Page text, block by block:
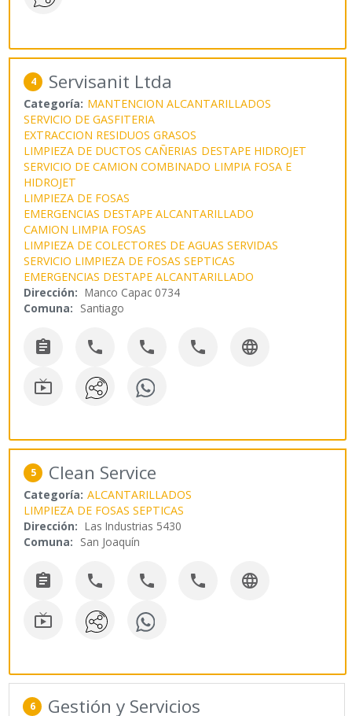
4 Servisanit Ltda
Categoría: MANTENCION ALCANTARILLADOS
SERVICIO DE GASFITERIA
EXTRACCION RESIDUOS GRASOS
LIMPIEZA DE DUCTOS CAÑERIAS DESTAPE HIDROJET
SERVICIO DE CAMION COMBINADO LIMPIA FOSA E
HIDROJET
LIMPIEZA DE FOSAS
EMERGENCIAS DESTAPE ALCANTARILLADO
CAMION LIMPIA FOSAS
LIMPIEZA DE COLECTORES DE AGUAS SERVIDAS
SERVICIO LIMPIEZA DE FOSAS SEPTICAS
EMERGENCIAS DESTAPE ALCANTARILLADO
Dirección: Manco Capac 0734
Comuna: Santiago
    

5 Clean Service
Categoría: ALCANTARILLADOS
LIMPIEZA DE FOSAS SEPTICAS
Dirección: Las Industrias 5430
Comuna: San Joaquín
    

6 Gestión y Servicios